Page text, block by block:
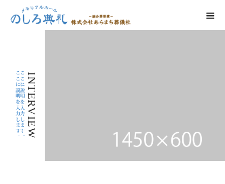
INTERVIEW
ここに説明を入力します。
ここに説明を入力します。